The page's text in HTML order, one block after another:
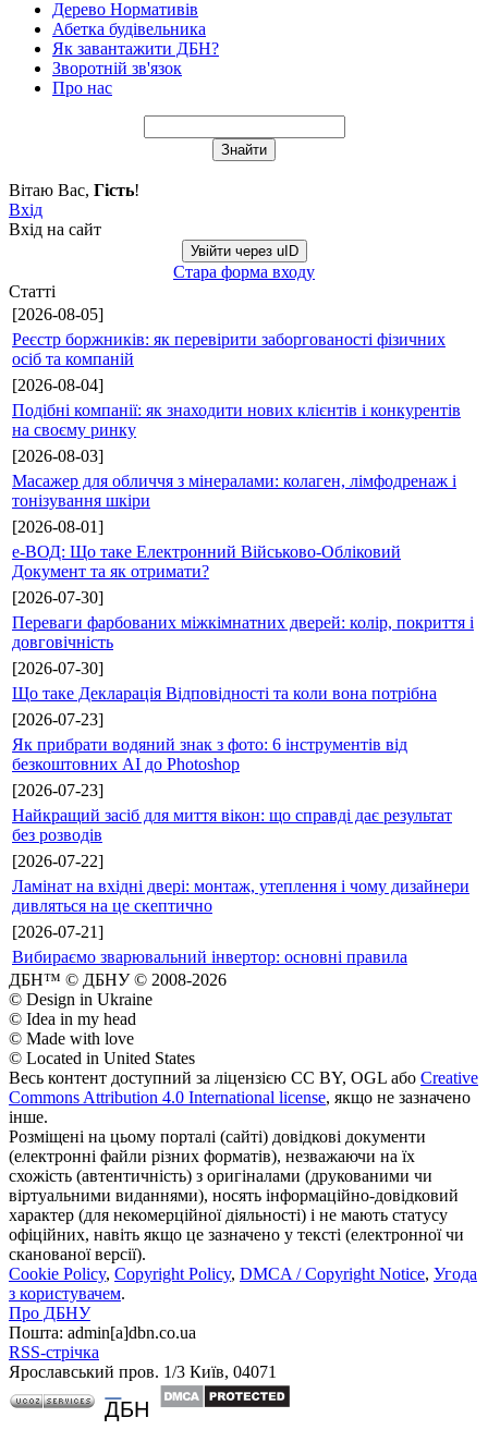
Дерево Нормативів
Абетка будівельника
Як завантажити ДБН?
Зворотній зв'язок
Про нас
Вітаю Вас, Гість!
Вхід
Вхід на сайт
Увійти через uID
Стара форма входу
Статті
[2026-08-05]
Реєстр боржників: як перевірити заборгованості фізичних
осіб та компаній
[2026-08-04]
Подібні компанії: як знаходити нових клієнтів і конкурентів
на своєму ринку
[2026-08-03]
Масажер для обличчя з мінералами: колаген, лімфодренаж і
тонізування шкіри
[2026-08-01]
е-ВОД: Що таке Електронний Військово-Обліковий
Документ та як отримати?
[2026-07-30]
Переваги фарбованих міжкімнатних дверей: колір, покриття і
довговічність
[2026-07-30]
Що таке Декларація Відповідності та коли вона потрібна
[2026-07-23]
Як прибрати водяний знак з фото: 6 інструментів від
безкоштовних AI до Photoshop
[2026-07-23]
Найкращий засіб для миття вікон: що справді дає результат
без розводів
[2026-07-22]
Ламінат на вхідні двері: монтаж, утеплення і чому дизайнери
дивляться на це скептично
[2026-07-21]
Вибираємо зварювальний інвертор: основні правила
ДБН™ © ДБНУ © 2008-2026
© Design in Ukraine
© Idea in my head
© Made with love
© Located in United States
Весь контент доступний за ліцензією CC BY, OGL або Creative
Commons Attribution 4.0 International license, якщо не зазначено
інше.
Розміщені на цьому порталі (сайті) довідкові документи
(електронні файли різних форматів), незважаючи на їх
схожість (автентичність) з оригіналами (друкованими чи
віртуальними виданнями), носять інформаційно-довідковий
характер (для некомерційної діяльності) і не мають статусу
офіційних, навіть якщо це зазначено у тексті (електронної чи
сканованої версії).
Cookie Policy, Copyright Policy, DMCA / Copyright Notice, Угода
з користувачем.
Про ДБНУ
Пошта: admin[а]dbn.co.ua
RSS-стрічка
Ярославський пров. 1/3 Київ, 04071